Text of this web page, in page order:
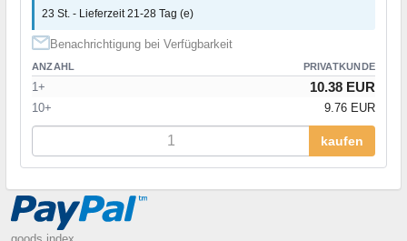
23 St. - Lieferzeit 21-28 Tag (e)
Benachrichtigung bei Verfügbarkeit
ANZAHL PRIVATKUNDE
1+ 10.38 EUR
10+ 9.76 EUR
kaufen